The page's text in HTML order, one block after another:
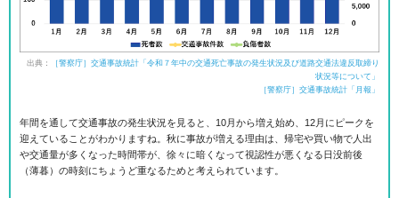
出典：
［警察庁］交通事故統計「令和７年中の交通死亡事故の発生状況及び道路交通法違反取締り
状況等について」
［警察庁］交通事故統計「月報」
年間を通して交通事故の発生状況を見ると、10月から増え始め、12月にピークを
迎えていることがわかりますね。秋に事故が増える理由は、帰宅や買い物で人出
や交通量が多くなった時間帯が、徐々に暗くなって視認性が悪くなる日没前後
（薄暮）の時刻にちょうど重なるためと考えられています。